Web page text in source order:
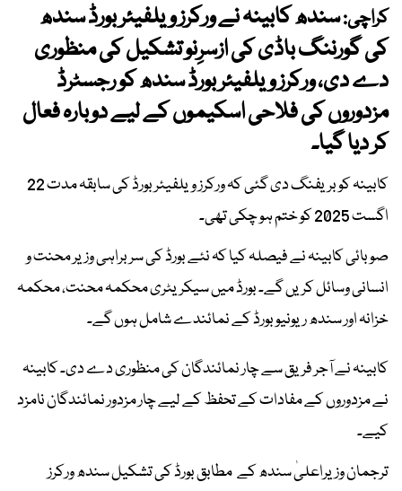
کراچی:سندھ کابینہ نے ورکرز ویلفیئر بورڈ سندھ
کی گورننگ باڈی کی ازسرِنو تشکیل کی منظوری
دے دی، ورکرز ویلفیئر بورڈ سندھ کو رجسٹرڈ
مزدوروں کی فلاحی اسکیموں کے لیے دوبارہ فعال
کر دیا گیا۔
کابینہ کو بریفنگ دی گئی کہ ورکرز ویلفیئر بورڈ کی سابقہ مدت 22
اگست 2025 کو ختم ہو چکی تھی۔
صوبائی کابینہ نے فیصلہ کیا کہ نئے بورڈ کی سربراہی وزیر محنت و
انسانی وسائل کریں گے۔ بورڈ میں سیکریٹری محکمہ محنت، محکمہ
خزانہ اور سندھ ریونیو بورڈ کے نمائندے شامل ہوں گے۔
کابینہ نے آجر فریق سے چار نمائندگان کی منظوری دے دی۔ کابینہ
نے مزدوروں کے مفادات کے تحفظ کے لیے چار مزدور نمائندگان نامزد
کیے۔
ترجمان وزیراعلیٰ سندھ کے مطابق بورڈ کی تشکیل سندھ ورکرز